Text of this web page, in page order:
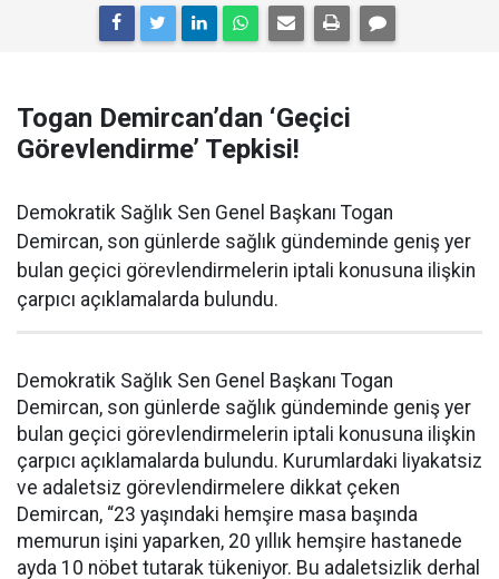
Togan Demircan’dan ‘Geçici
Görevlendirme’ Tepkisi!
Demokratik Sağlık Sen Genel Başkanı Togan
Demircan, son günlerde sağlık gündeminde geniş yer
bulan geçici görevlendirmelerin iptali konusuna ilişkin
çarpıcı açıklamalarda bulundu.
Demokratik Sağlık Sen Genel Başkanı Togan
Demircan, son günlerde sağlık gündeminde geniş yer
bulan geçici görevlendirmelerin iptali konusuna ilişkin
çarpıcı açıklamalarda bulundu. Kurumlardaki liyakatsiz
ve adaletsiz görevlendirmelere dikkat çeken
Demircan, “23 yaşındaki hemşire masa başında
memurun işini yaparken, 20 yıllık hemşire hastanede
ayda 10 nöbet tutarak tükeniyor. Bu adaletsizlik derhal